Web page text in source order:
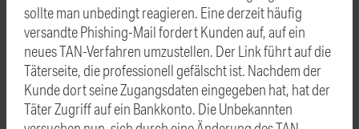
sollte man unbedingt reagieren. Eine derzeit häufig
versandte Phishing-Mail fordert Kunden auf, auf ein
neues TAN-Verfahren umzustellen. Der Link führt auf die
Täterseite, die professionell gefälscht ist. Nachdem der
Kunde dort seine Zugangsdaten eingegeben hat, hat der
Täter Zugriff auf ein Bankkonto. Die Unbekannten